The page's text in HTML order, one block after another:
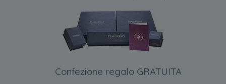
Confezione regalo GRATUITA